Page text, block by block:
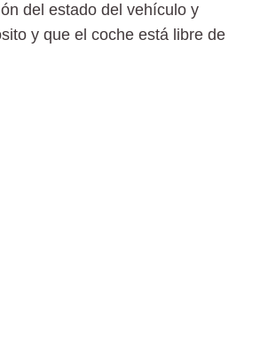
del estado del vehículo y
y que el coche está libre de